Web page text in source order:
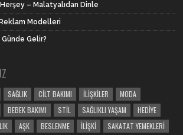
Herşey – Malatyalıdan Dinle
Modelleri
Gelir?
SAĞLIK CILT BAKIMI İLIŞKILER
MODA
BEBEK BAKIMI STIL SAĞLIKLI YAŞAM
HEDIYE
AŞK BESLENME İLIŞKI SAKATAT YEMEKLERI